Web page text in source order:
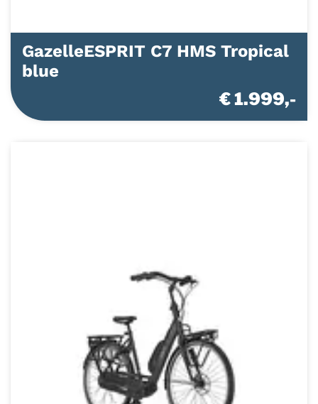
GazelleESPRIT C7 HMS Tropical
blue
€ 1.999,-